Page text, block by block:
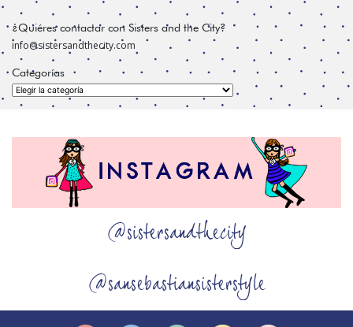
¿Quiéres contactar con Sisters and the City?
info@sistersandthecity.com
Categorías
Categorías
@sistersandthecity
@sansebastiansisterstyle